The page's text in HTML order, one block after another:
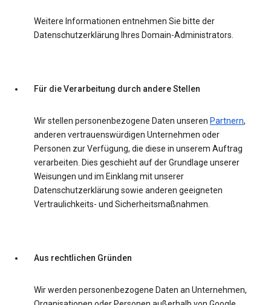
Weitere Informationen entnehmen Sie bitte der
Datenschutzerklärung Ihres Domain-Administrators.
Für die Verarbeitung durch andere Stellen
Wir stellen personenbezogene Daten unseren Partnern,
anderen vertrauenswürdigen Unternehmen oder
Personen zur Verfügung, die diese in unserem Auftrag
verarbeiten. Dies geschieht auf der Grundlage unserer
Weisungen und im Einklang mit unserer
Datenschutzerklärung sowie anderen geeigneten
Vertraulichkeits- und Sicherheitsmaßnahmen.
Aus rechtlichen Gründen
Wir werden personenbezogene Daten an Unternehmen,